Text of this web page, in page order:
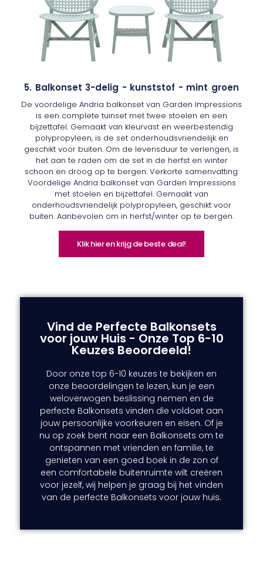
5. Balkonset 3-delig - kunststof - mint groen
De voordelige Andria balkonset van Garden Impressions
is een complete tuinset met twee stoelen en een
bijzettafel. Gemaakt van kleurvast en weerbestendig
polypropyleen, is de set onderhoudsvriendelijk en
geschikt voor buiten. Om de levensduur te verlengen, is
het aan te raden om de set in de herfst en winter
schoon en droog op te bergen. Verkorte samenvatting:
Voordelige Andria balkonset van Garden Impressions
met stoelen en bijzettafel. Gemaakt van
onderhoudsvriendelijk polypropyleen, geschikt voor
buiten. Aanbevolen om in herfst/winter op te bergen.
Klik hier en krijg de beste deal!
Vind de Perfecte Balkonsets
voor jouw Huis - Onze Top 6-10
Keuzes Beoordeeld!
Door onze top 6-10 keuzes te bekijken en
onze beoordelingen te lezen, kun je een
weloverwogen beslissing nemen en de
perfecte Balkonsets vinden die voldoet aan
jouw persoonlijke voorkeuren en eisen. Of je
nu op zoek bent naar een Balkonsets om te
ontspannen met vrienden en familie, te
genieten van een goed boek in de zon of
een comfortabele buitenruimte wilt creëren
voor jezelf, wij helpen je graag bij het vinden
van de perfecte Balkonsets voor jouw huis.